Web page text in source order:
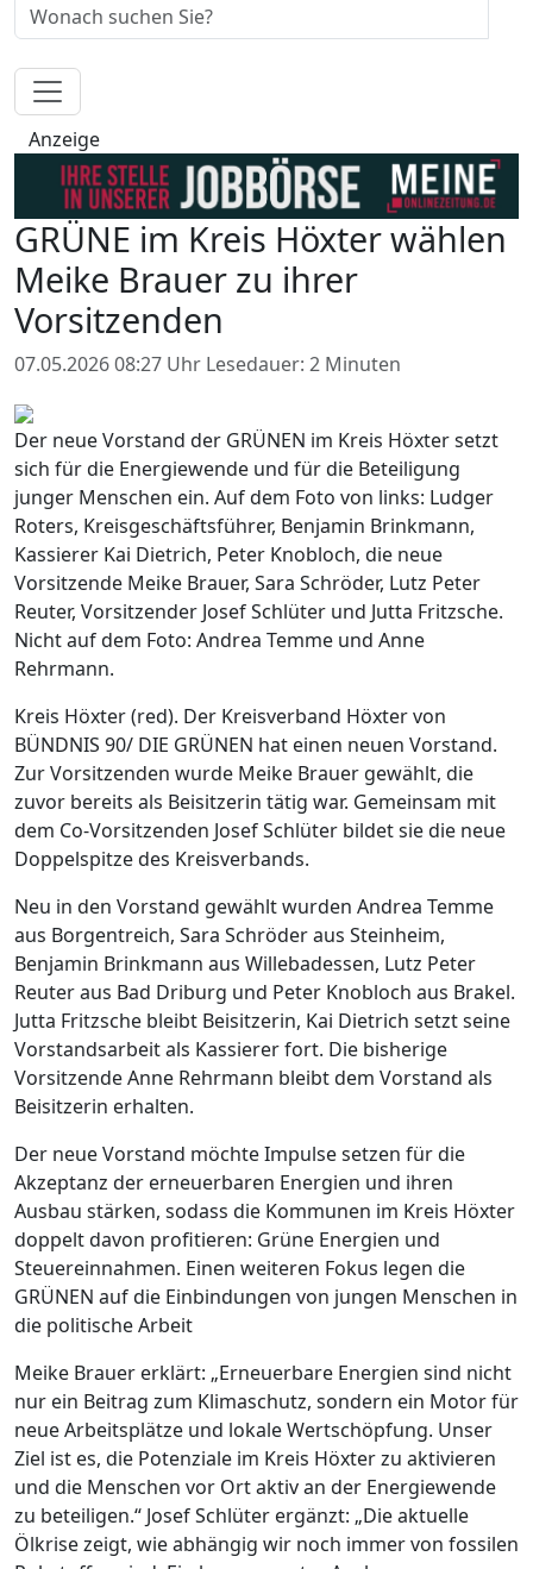
Anzeige
GRÜNE im Kreis Höxter wählen
Meike Brauer zu ihrer
Vorsitzenden
07.05.2026 08:27 Uhr Lesedauer: 2 Minuten
Der neue Vorstand der GRÜNEN im Kreis Höxter setzt
sich für die Energiewende und für die Beteiligung
junger Menschen ein. Auf dem Foto von links: Ludger
Roters, Kreisgeschäftsführer, Benjamin Brinkmann,
Kassierer Kai Dietrich, Peter Knobloch, die neue
Vorsitzende Meike Brauer, Sara Schröder, Lutz Peter
Reuter, Vorsitzender Josef Schlüter und Jutta Fritzsche.
Nicht auf dem Foto: Andrea Temme und Anne
Rehrmann.
Kreis Höxter (red). Der Kreisverband Höxter von
BÜNDNIS 90/ DIE GRÜNEN hat einen neuen Vorstand.
Zur Vorsitzenden wurde Meike Brauer gewählt, die
zuvor bereits als Beisitzerin tätig war. Gemeinsam mit
dem Co-Vorsitzenden Josef Schlüter bildet sie die neue
Doppelspitze des Kreisverbands.
Neu in den Vorstand gewählt wurden Andrea Temme
aus Borgentreich, Sara Schröder aus Steinheim,
Benjamin Brinkmann aus Willebadessen, Lutz Peter
Reuter aus Bad Driburg und Peter Knobloch aus Brakel.
Jutta Fritzsche bleibt Beisitzerin, Kai Dietrich setzt seine
Vorstandsarbeit als Kassierer fort. Die bisherige
Vorsitzende Anne Rehrmann bleibt dem Vorstand als
Beisitzerin erhalten.
Der neue Vorstand möchte Impulse setzen für die
Akzeptanz der erneuerbaren Energien und ihren
Ausbau stärken, sodass die Kommunen im Kreis Höxter
doppelt davon profitieren: Grüne Energien und
Steuereinnahmen. Einen weiteren Fokus legen die
GRÜNEN auf die Einbindungen von jungen Menschen in
die politische Arbeit
Meike Brauer erklärt: „Erneuerbare Energien sind nicht
nur ein Beitrag zum Klimaschutz, sondern ein Motor für
neue Arbeitsplätze und lokale Wertschöpfung. Unser
Ziel ist es, die Potenziale im Kreis Höxter zu aktivieren
und die Menschen vor Ort aktiv an der Energiewende
zu beteiligen.“ Josef Schlüter ergänzt: „Die aktuelle
Ölkrise zeigt, wie abhängig wir noch immer von fossilen